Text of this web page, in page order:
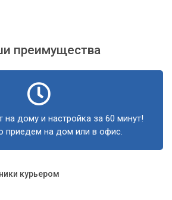
преимущества
дому и настройка за 60 минут!
приедем на дом или в офис.
курьером